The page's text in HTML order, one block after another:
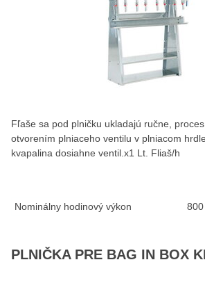
Fľaše sa pod plničku ukladajú ručne,
otvorením plniaceho ventilu v plniacom
kvapalina dosiahne ventil.x1 Lt. Fliaš/h
Nominálny hodinový výkon
PLNIČKA PRE BAG IN BOX